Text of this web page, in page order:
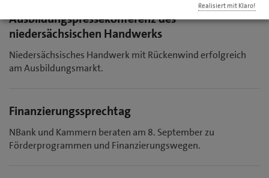
Ausbildungspressekonferenz des
niedersächsischen Handwerks
Niedersächsisches Handwerk mit Rückenwind erfolgreich
am Ausbildungsmarkt.
Finanzierungssprechtag
NBank und Kammern beraten am 8. September zu
Förderprogrammen und Finanzierungswegen.
Realisiert mit Klaro!